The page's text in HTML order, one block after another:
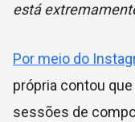
está
Por meio do
própria contou
sessões de